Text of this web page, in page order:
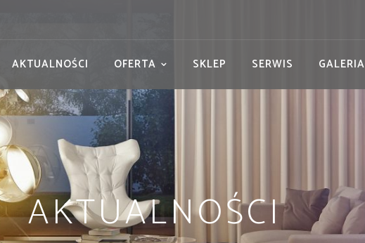
AKTUALNOŚCI OFERTA SKLEP SERWIS GALERIA
AKTUALNOŚCI